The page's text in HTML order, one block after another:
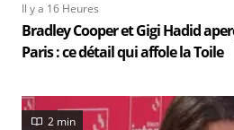
Il y a 16 Heures
Bradley Cooper et Gigi Hadid
Paris : ce détail qui affole la Toile
2 min